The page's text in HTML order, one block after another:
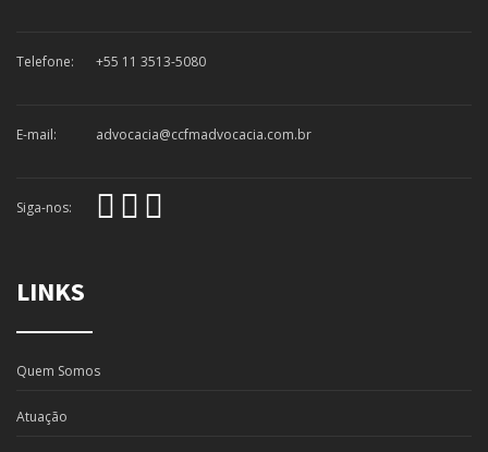
Telefone: +55 11 3513-5080
E-mail: advocacia@ccfmadvocacia.com.br
Siga-nos:
LINKS
Quem Somos
Atuação